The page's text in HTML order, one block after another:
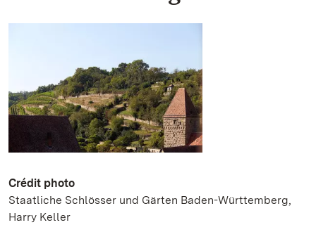
Crédit photo
Staatliche Schlösser und Gärten Baden-Württemberg,
Harry Keller